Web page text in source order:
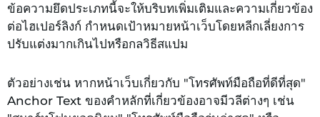
ข้อความยึดประเภทนี้จะให้บริบทเพิ่มเติมและความเกี่ยวข้อง
ต่อไฮเปอร์ลิงก์ กำหนดเป้าหมายหน้าเว็บโดยหลีกเลี่ยงการ
ปรับแต่งมากเกินไปหรือกลวิธีสแปม
ตัวอย่างเช่น หากหน้าเว็บเกี่ยวกับ "โทรศัพท์มือถือที่ดีที่สุด"
Anchor Text ของคำหลักที่เกี่ยวข้องอาจมีวลีต่างๆ เช่น